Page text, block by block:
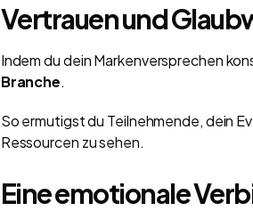
Vertrauen und
Indem du dein Markenversprechen
Branche.
So ermutigst du Teilnehmende, dein
Ressourcen zu sehen.
Eine emotionale